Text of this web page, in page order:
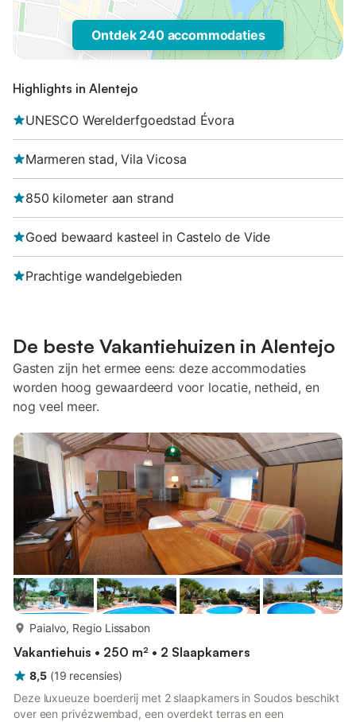
Ontdek 240 accommodaties
Highlights in Alentejo
UNESCO Werelderfgoedstad Évora
Marmeren stad, Vila Vicosa
850 kilometer aan strand
Goed bewaard kasteel in Castelo de Vide
Prachtige wandelgebieden
De beste Vakantiehuizen in Alentejo
Gasten zijn het ermee eens: deze accommodaties
worden hoog gewaardeerd voor locatie, netheid, en
nog veel meer.
Paialvo, Regio Lissabon
Vakantiehuis • 250 m² • 2 Slaapkamers
8,5 (19 recensies)
Deze luxueuze boerderij met 2 slaapkamers in Soudos beschikt
over een privézwembad, een overdekt terras en een